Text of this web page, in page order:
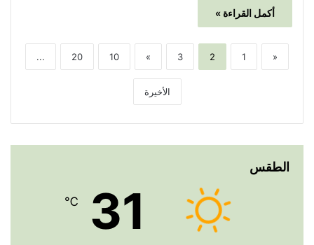
أكمل القراءة »
«
1
2
3
»
10
20
...
الأخيرة
الطقس
31
℃